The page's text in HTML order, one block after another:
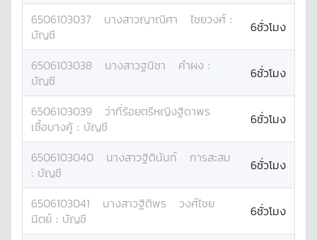
6506103037 นางสาวญาณิศา ไชยวงศ์ :
บัญชี
6ชั่วโมง
6506103038 นางสาวฐนิชา คำผง :
บัญชี
6ชั่วโมง
6506103039 ว่าที่ร้อยตรีหญิงฐิดาพร
เชื้อบางคู้ : บัญชี 6ชั่วโมง
6506103040 นางสาวฐิตินันท์
การสะสม
: บัญชี 6ชั่วโมง
6506103041 นางสาวฐิติพร
วงศ์ไชย
นิตย์ : บัญชี 6ชั่วโมง